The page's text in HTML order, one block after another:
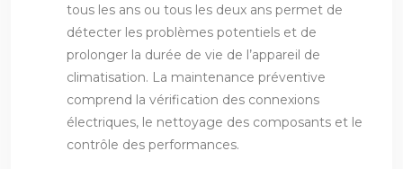
tous les ans ou tous les deux ans permet de
détecter les problèmes potentiels et de
prolonger la durée de vie de l’appareil de
climatisation. La maintenance préventive
comprend la vérification des connexions
électriques, le nettoyage des composants et le
contrôle des performances.